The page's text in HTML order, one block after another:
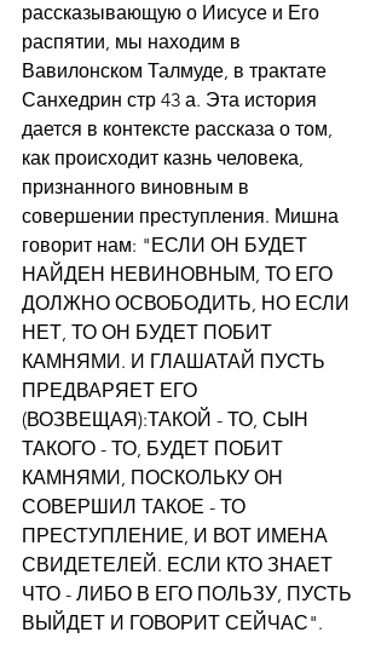
рассказывающую о Иисусе и Его
распятии, мы находим в
Вавилонском Талмуде, в трактате
Санхедрин стр 43 а. Эта история
дается в контексте рассказа о том,
как происходит казнь человека,
признанного виновным в
совершении преступления. Мишна
говорит нам: "ЕСЛИ ОН БУДЕТ
НАЙДЕН НЕВИНОВНЫМ, ТО ЕГО
ДОЛЖНО ОСВОБОДИТЬ, НО ЕСЛИ
НЕТ, ТО ОН БУДЕТ ПОБИТ
КАМНЯМИ. И ГЛАШАТАЙ ПУСТЬ
ПРЕДВАРЯЕТ ЕГО
(ВОЗВЕЩАЯ):ТАКОЙ - ТО, СЫН
ТАКОГО - ТО, БУДЕТ ПОБИТ
КАМНЯМИ, ПОСКОЛЬКУ ОН
СОВЕРШИЛ ТАКОЕ - ТО
ПРЕСТУПЛЕНИЕ, И ВОТ ИМЕНА
СВИДЕТЕЛЕЙ. ЕСЛИ КТО ЗНАЕТ
ЧТО - ЛИБО В ЕГО ПОЛЬЗУ, ПУСТЬ
ВЫЙДЕТ И ГОВОРИТ СЕЙЧАС".